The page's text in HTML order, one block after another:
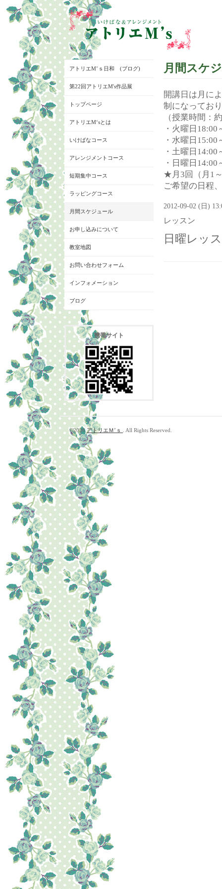
月間スケ
開講日は月に
制になってお
（授業時間：
・火曜日18:00
・水曜日15:00
・土曜日14:00
・日曜日14:00
★月3回（月1
ご希望の日程
2012-09-02 (日)
レッスン
日曜レッ
アトリエM’ｓ日和 (ブログ)
第22回アトリエM's作品展
トップページ
アトリエM‘sとは
いけばなコース
アレンジメントコース
短期集中コース
ラッピングコース
月間スケジュール
お申し込みについて
教室地図
お問い合わせフォーム
インフォメーション
ブログ
携帯サイト
©2026アトリエＭ’ｓ . All Rights Reserved.